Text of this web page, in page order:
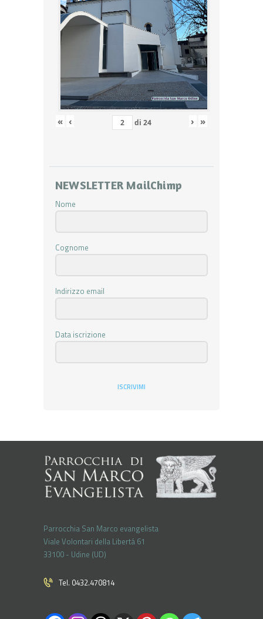
« ‹ di 24 › »
NEWSLETTER MailChimp
Nome
Cognome
Indirizzo email
Data iscrizione
ISCRIVIMI
Parrocchia San Marco evangelista
Viale Volontari della Libertá 61
33100 - Udine (UD)
Tel. 0432.470814